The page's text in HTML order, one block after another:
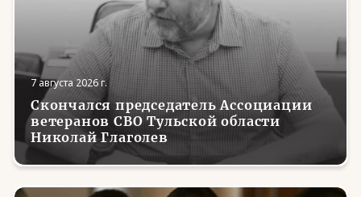
7 августа 2026 г.
Скончался председатель Ассоциации
ветеранов СВО Тульской области
Николай Глаголев